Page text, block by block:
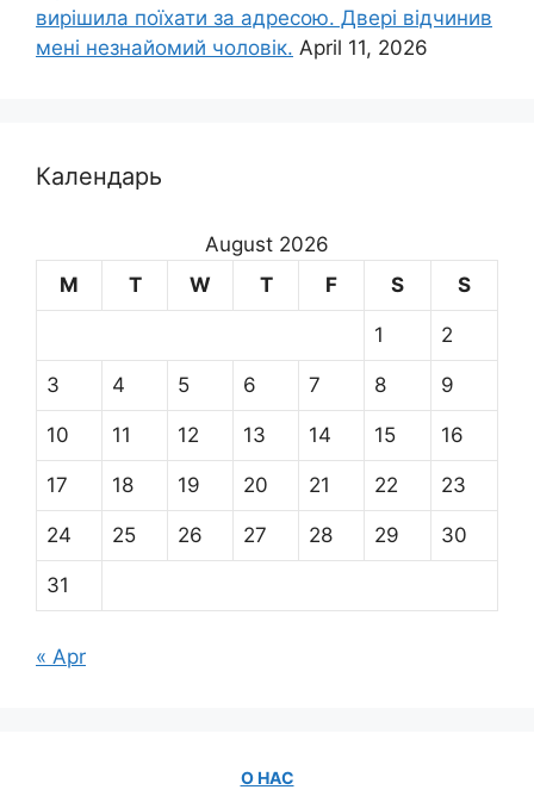
вирішила поїхати за адресою. Двері відчинив
мені незнайомий чоловік. April 11, 2026
Календарь
August 2026
M
T W T F S S
1 2
3 4 5 6 7 8 9
10 11 12 13 14 15 16
17 18 19 20 21 22 23
24 25 26 27 28 29 30
31
« Apr
О НАС